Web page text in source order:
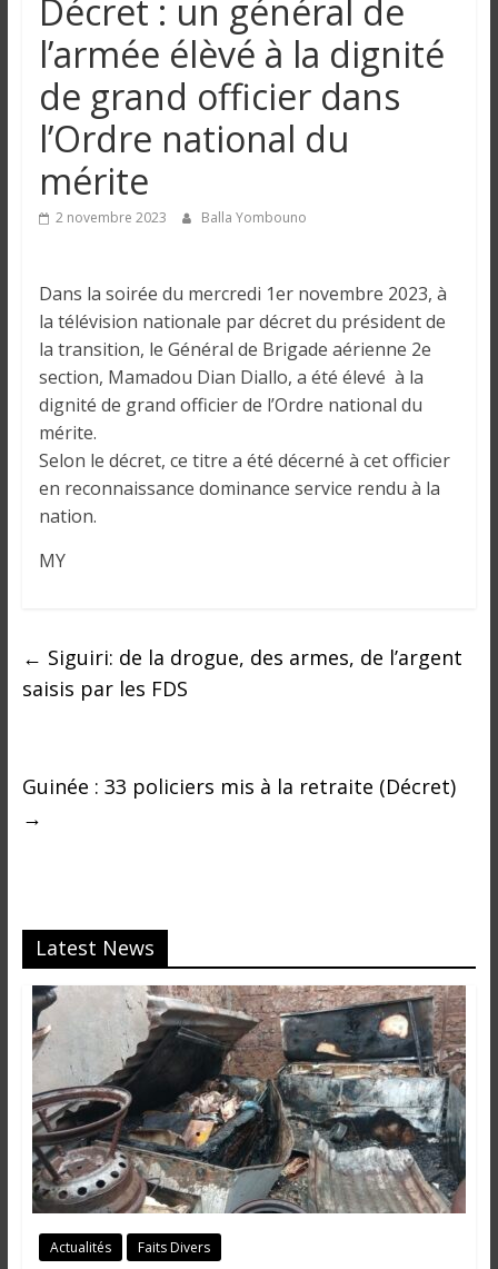
n
g
u
e
é
r
s
s
a
Décret : un général de
l’armée élèvé à la dignité
de grand officier dans
l’Ordre national du
mérite
2 novembre 2023 Balla Yombouno
Dans la soirée du mercredi 1er novembre 2023, à
la télévision nationale par décret du président de
la transition, le Général de Brigade aérienne 2e
section, Mamadou Dian Diallo, a été élevé à la
dignité de grand officier de l’Ordre national du
mérite.
Selon le décret, ce titre a été décerné à cet officier
en reconnaissance dominance service rendu à la
nation.
MY
← Siguiri: de la drogue, des armes, de l’argent
saisis par les FDS
Guinée : 33 policiers mis à la retraite (Décret)
→
Latest News
Actualités Faits Divers